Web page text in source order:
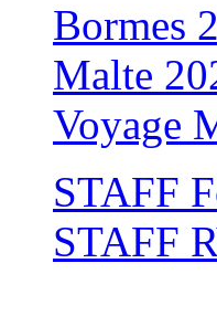
Bormes
Malte
Voyage
STAFF
STAFF